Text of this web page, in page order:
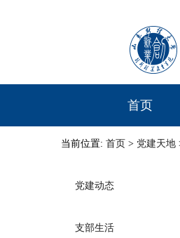
首页
当前位置: 首页 > 党建天地
党建动态
支部生活